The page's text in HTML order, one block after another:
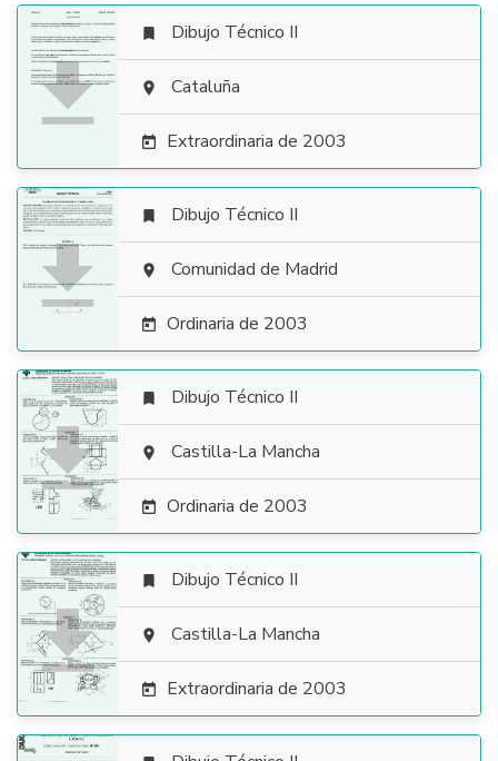

 Dibujo Técnico II
 Cataluña
 Extraordinaria de 2003

 Dibujo Técnico II
 Comunidad de Madrid
 Ordinaria de 2003

 Dibujo Técnico II
 Castilla-La Mancha
 Ordinaria de 2003

 Dibujo Técnico II
 Castilla-La Mancha
 Extraordinaria de 2003